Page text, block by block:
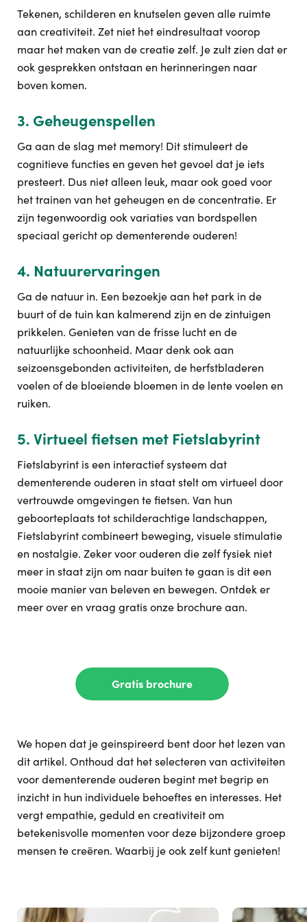
Tekenen, schilderen en knutselen geven alle ruimte
aan creativiteit. Zet niet het eindresultaat voorop
maar het maken van de creatie zelf. Je zult zien dat er
ook gesprekken ontstaan en herinneringen naar
boven komen.
3. Geheugenspellen
Ga aan de slag met memory! Dit stimuleert de
cognitieve functies en geven het gevoel dat je iets
presteert. Dus niet alleen leuk, maar ook goed voor
het trainen van het geheugen en de concentratie. Er
zijn tegenwoordig ook variaties van bordspellen
speciaal gericht op dementerende ouderen!
4. Natuurervaringen
Ga de natuur in. Een bezoekje aan het park in de
buurt of de tuin kan kalmerend zijn en de zintuigen
prikkelen. Genieten van de frisse lucht en de
natuurlijke schoonheid. Maar denk ook aan
seizoensgebonden activiteiten, de herfstbladeren
voelen of de bloeiende bloemen in de lente voelen en
ruiken.
5. Virtueel fietsen met Fietslabyrint
Fietslabyrint is een interactief systeem dat
dementerende ouderen in staat stelt om virtueel door
vertrouwde omgevingen te fietsen. Van hun
geboorteplaats tot schilderachtige landschappen,
Fietslabyrint combineert beweging, visuele stimulatie
en nostalgie. Zeker voor ouderen die zelf fysiek niet
meer in staat zijn om naar buiten te gaan is dit een
mooie manier van beleven en bewegen. Ontdek er
meer over en vraag gratis onze brochure aan.
Gratis brochure
We hopen dat je geinspireerd bent door het lezen van
dit artikel. Onthoud dat het selecteren van activiteiten
voor dementerende ouderen begint met begrip en
inzicht in hun individuele behoeftes en interesses. Het
vergt empathie, geduld en creativiteit om
betekenisvolle momenten voor deze bijzondere groep
mensen te creëren. Waarbij je ook zelf kunt genieten!